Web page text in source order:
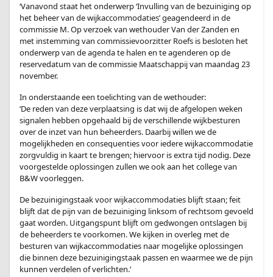
‘Vanavond staat het onderwerp ‘Invulling van de bezuiniging op
het beheer van de wijkaccommodaties’ geagendeerd in de
commissie M. Op verzoek van wethouder Van der Zanden en
met instemming van commissievoorzitter Roefs is besloten het
onderwerp van de agenda te halen en te agenderen op de
reservedatum van de commissie Maatschappij van maandag 23
november.
In onderstaande een toelichting van de wethouder:
‘De reden van deze verplaatsing is dat wij de afgelopen weken
signalen hebben opgehaald bij de verschillende wijkbesturen
over de inzet van hun beheerders. Daarbij willen we de
mogelijkheden en consequenties voor iedere wijkaccommodatie
zorgvuldig in kaart te brengen; hiervoor is extra tijd nodig. Deze
voorgestelde oplossingen zullen we ook aan het college van
B&W voorleggen.
De bezuinigingstaak voor wijkaccommodaties blijft staan; feit
blijft dat de pijn van de bezuiniging linksom of rechtsom gevoeld
gaat worden. Uitgangspunt blijft om gedwongen ontslagen bij
de beheerders te voorkomen. We kijken in overleg met de
besturen van wijkaccommodaties naar mogelijke oplossingen
die binnen deze bezuinigingstaak passen en waarmee we de pijn
kunnen verdelen of verlichten.’